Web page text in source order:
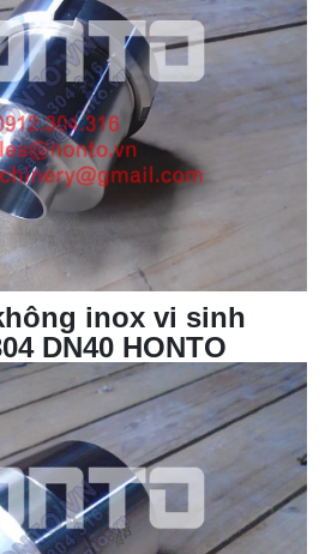
inox vi sinh
DN40 HONTO